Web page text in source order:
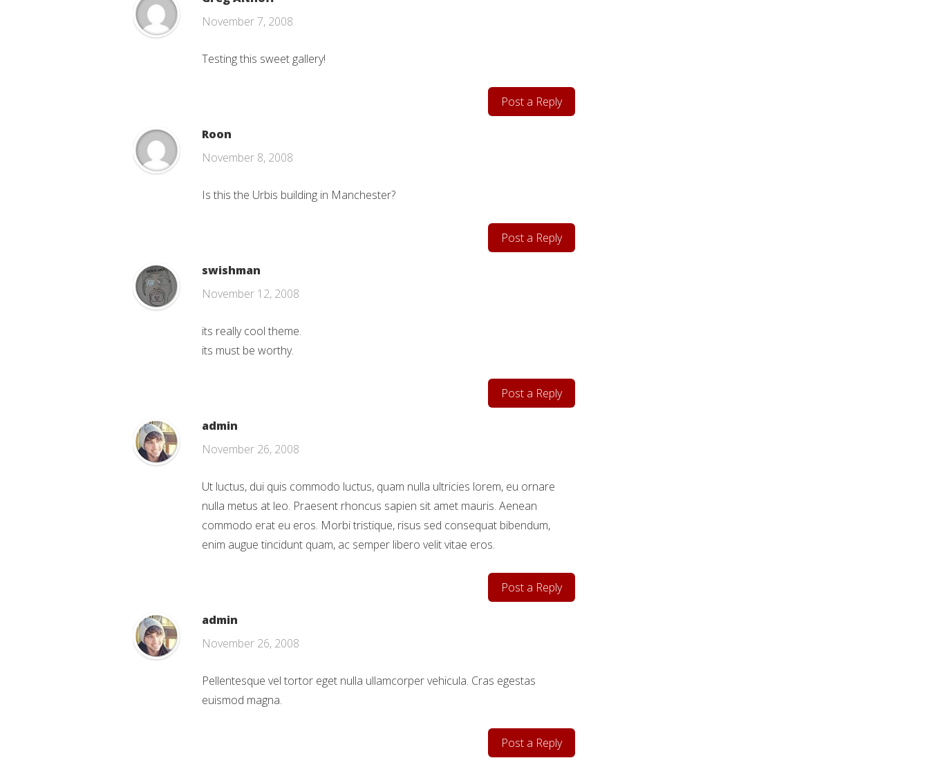
November 7, 2008
Testing this sweet gallery!
Post a Reply
Roon
November 8, 2008
Is this the Urbis building in Manchester?
Post a Reply
swishman
November 12, 2008
its really cool theme.
its must be worthy.
Post a Reply
admin
November 26, 2008
Ut luctus, dui quis commodo luctus, quam nulla ultricies lorem, eu ornare
nulla metus at leo. Praesent rhoncus sapien sit amet mauris. Aenean
commodo erat eu eros. Morbi tristique, risus sed consequat bibendum,
enim augue tincidunt quam, ac semper libero velit vitae eros.
Post a Reply
admin
November 26, 2008
Pellentesque vel tortor eget nulla ullamcorper vehicula. Cras egestas
euismod magna.
Post a Reply